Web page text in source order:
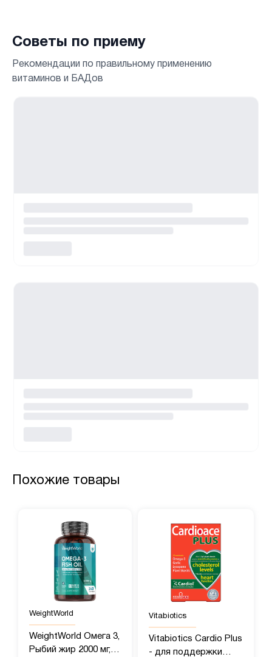
Советы по приему
Рекомендации по правильному применению
витаминов и БАДов
Похожие товары
WeightWorld
WeightWorld Омега 3,
Рыбий жир 2000 мг,
Vitabiotics
Vitabiotics Cardio Plus
- для поддержки